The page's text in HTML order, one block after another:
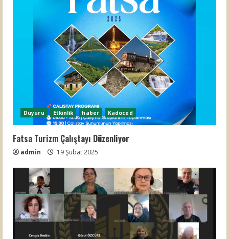
Duyuru Etkinlik haber Kadoced
Fatsa Turizm Çalıştayı Düzenliyor
admin 19 Şubat 2025